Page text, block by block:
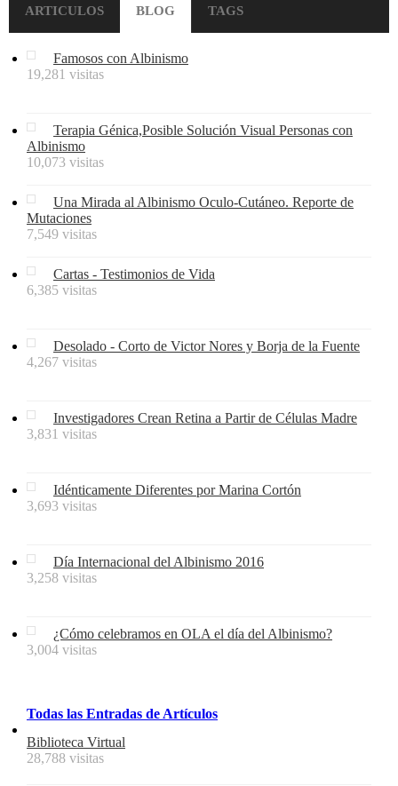
ARTICULOS BLOG TAGS
Famosos con Albinismo
19,281 visitas
Terapia Génica,Posible Solución Visual Personas con
Albinismo
10,073 visitas
Una Mirada al Albinismo Oculo-Cutáneo. Reporte de
Mutaciones
7,549 visitas
Cartas - Testimonios de Vida
6,385 visitas
Desolado - Corto de Victor Nores y Borja de la Fuente
4,267 visitas
Investigadores Crean Retina a Partir de Células Madre
3,831 visitas
Idénticamente Diferentes por Marina Cortón
3,693 visitas
Día Internacional del Albinismo 2016
3,258 visitas
¿Cómo celebramos en OLA el día del Albinismo?
3,004 visitas
Todas las Entradas de Artículos
Biblioteca Virtual
28,788 visitas